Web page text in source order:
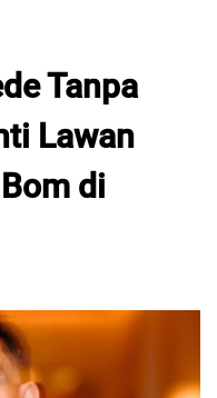
Tanpa
Lawan
di